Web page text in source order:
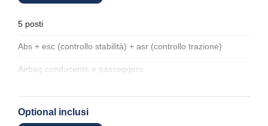
5 posti
Abs + esc (controllo stabilità) + asr (controllo trazione)
Airbag conducente e passeggero
Airbag per la testa
Optional inclusi